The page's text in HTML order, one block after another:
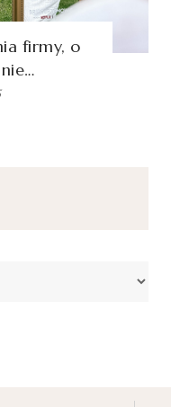
firmy, o